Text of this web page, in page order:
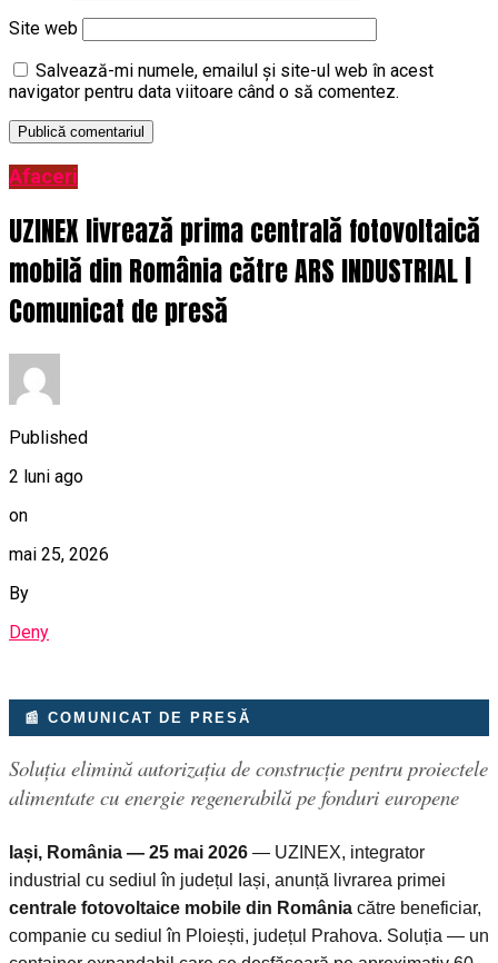
Site web
Salvează-mi numele, emailul și site-ul web în acest
navigator pentru data viitoare când o să comentez.
Afaceri
UZINEX livrează prima centrală fotovoltaică
mobilă din România către ARS INDUSTRIAL |
Comunicat de presă
Published
2 luni ago
on
mai 25, 2026
By
Deny
📰 COMUNICAT DE PRESĂ
Soluția elimină autorizația de construcție pentru proiectele
alimentate cu energie regenerabilă pe fonduri europene
Iași, România — 25 mai 2026 — UZINEX, integrator
industrial cu sediul în județul Iași, anunță livrarea primei
centrale fotovoltaice mobile din România către beneficiar,
companie cu sediul în Ploiești, județul Prahova. Soluția — un